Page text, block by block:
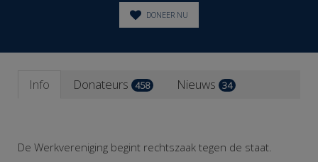
DONEER NU
Info Donateurs 458 Nieuws 34
De Werkvereniging begint rechtszaak tegen de staat.